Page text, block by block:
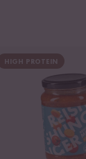
HIGH PROTEIN